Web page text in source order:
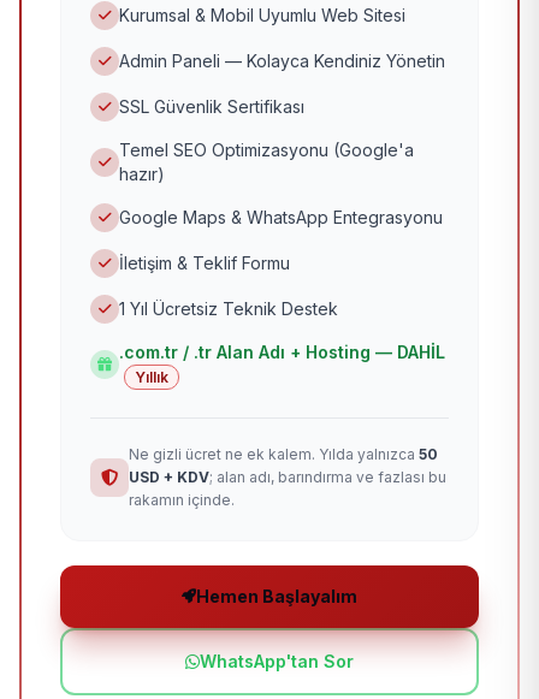
Kurumsal & Mobil Uyumlu Web Sitesi
Admin Paneli — Kolayca Kendiniz Yönetin
SSL Güvenlik Sertifikası
Temel SEO Optimizasyonu (Google'a
hazır)
Google Maps & WhatsApp Entegrasyonu
İletişim & Teklif Formu
1 Yıl Ücretsiz Teknik Destek
.com.tr / .tr Alan Adı + Hosting — DAHİL
Yıllık
Ne gizli ücret ne ek kalem. Yılda yalnızca 50
USD + KDV; alan adı, barındırma ve fazlası bu
rakamın içinde.
Hemen Başlayalım
WhatsApp'tan Sor